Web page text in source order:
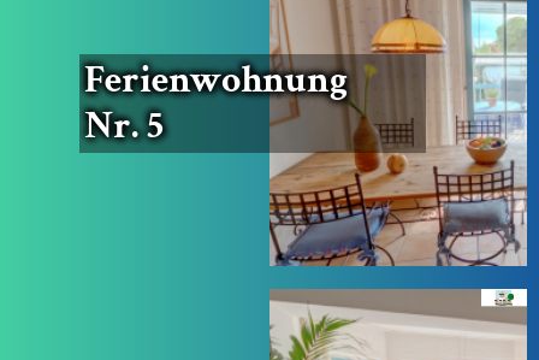
Feri­en­woh­nung
Nr. 5